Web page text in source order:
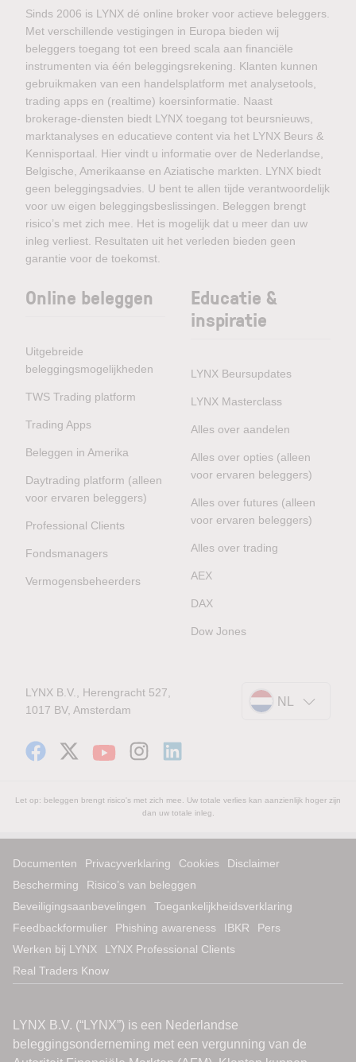
Sinds 2006 is LYNX dé online broker voor actieve beleggers.
Met verschillende vestigingen in Europa bieden wij
beleggers toegang tot een breed scala aan financiële
instrumenten via één beleggingsrekening. Klanten kunnen
gebruikmaken van een handelsplatform met analysetools,
trading apps en (realtime) koersinformatie. Naast
brokerage-diensten biedt LYNX toegang tot beursnieuws,
marktanalyses en educatieve content via het LYNX Beurs &
Kennisportaal. Hier vindt u informatie over de Nederlandse,
Belgische, Amerikaanse en Aziatische markten. LYNX biedt
geen beleggingsadvies. U bent te allen tijde verantwoordelijk
voor uw eigen beleggingsbeslissingen. Beleggen brengt
risico’s met zich mee. Het is mogelijk dat u meer dan uw
inleg verliest. Resultaten uit het verleden bieden geen
garantie voor de toekomst.
Online beleggen
Uitgebreide
beleggingsmogelijkheden
TWS Trading platform
Trading Apps
Beleggen in Amerika
Daytrading platform (alleen
voor ervaren beleggers)
Professional Clients
Fondsmanagers
Vermogensbeheerders
Educatie &
inspiratie
LYNX Beursupdates
LYNX Masterclass
Alles over aandelen
Alles over opties (alleen
voor ervaren beleggers)
Alles over futures (alleen
voor ervaren beleggers)
Alles over trading
AEX
DAX
Dow Jones
LYNX B.V., Herengracht 527,
1017 BV, Amsterdam
NL
Let op: beleggen brengt risico's met zich mee. Uw totale verlies kan aanzienlijk hoger zijn
dan uw totale inleg.
Documenten Privacyverklaring Cookies
Disclaimer
Bescherming
Risico’s van beleggen
Beveiligingsaanbevelingen
Toegankelijkheidsverklaring
Feedbackformulier
Phishing awareness IBKR
Pers
Werken bij LYNX
LYNX Professional Clients
Real Traders Know